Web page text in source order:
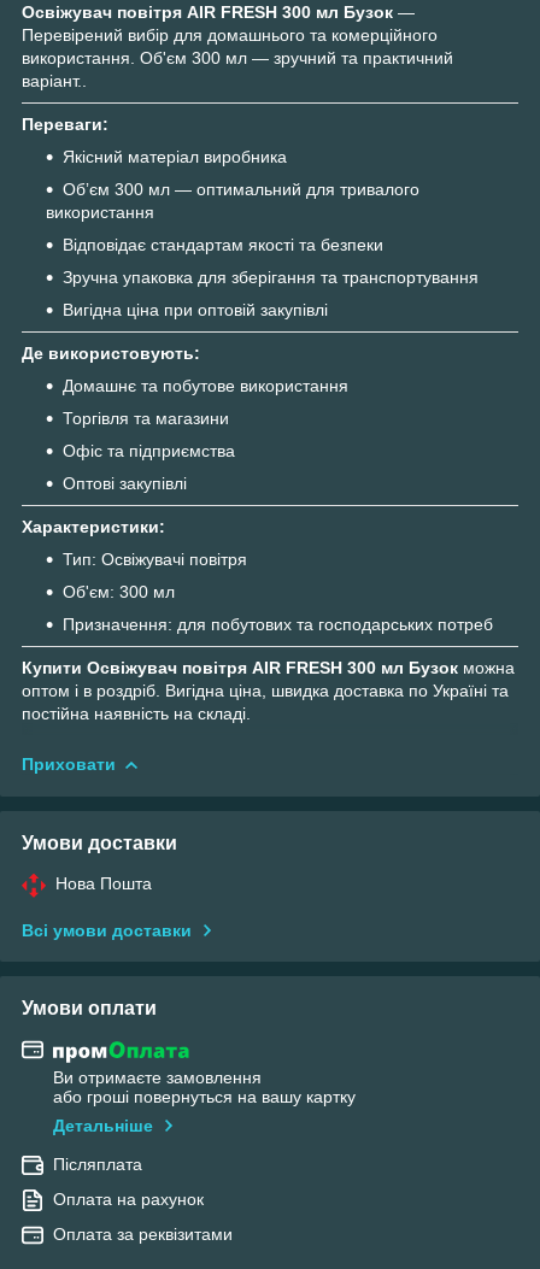
Освіжувач повітря AIR FRESH 300 мл Бузок —
Перевірений вибір для домашнього та комерційного
використання. Об'єм 300 мл — зручний та практичний
варіант..
Переваги:
Якісний матеріал виробника
Обʼєм 300 мл — оптимальний для тривалого
використання
Відповідає стандартам якості та безпеки
Зручна упаковка для зберігання та транспортування
Вигідна ціна при оптовій закупівлі
Де використовують:
Домашнє та побутове використання
Торгівля та магазини
Офіс та підприємства
Оптові закупівлі
Характеристики:
Тип: Освіжувачі повітря
Об'єм: 300 мл
Призначення: для побутових та господарських потреб
Купити Освіжувач повітря AIR FRESH 300 мл Бузок можна
оптом і в роздріб. Вигідна ціна, швидка доставка по Україні та
постійна наявність на складі.
Приховати
Умови доставки
Нова Пошта
Всі умови доставки
Умови оплати
Ви отримаєте замовлення
або гроші повернуться на вашу картку
Детальніше
Післяплата
Оплата на рахунок
Оплата за реквізитами